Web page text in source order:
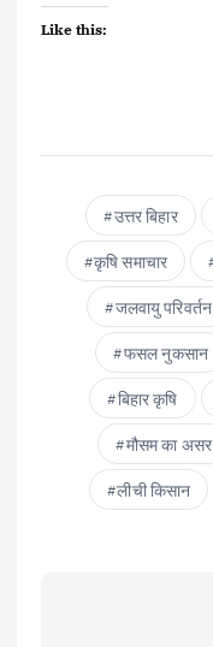
Like this:
उत्तर बिहार
कृषि समाचार
जलवायु परिवर्तन
फसल नुकसान
बिहार कृषि
मौसम का असर
लीची किसान